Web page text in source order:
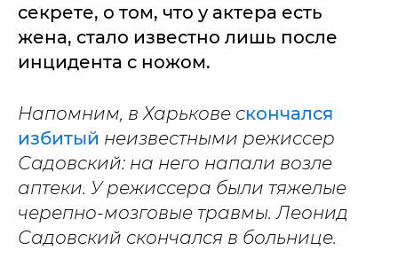
секрете, о том, что у актера есть
жена, стало известно лишь после
инцидента с ножом.
Напомним, в Харькове скончался
избитый неизвестными режиссер
Садовский: на него напали возле
аптеки. У режиссера были тяжелые
черепно-мозговые травмы. Леонид
Садовский скончался в больнице.